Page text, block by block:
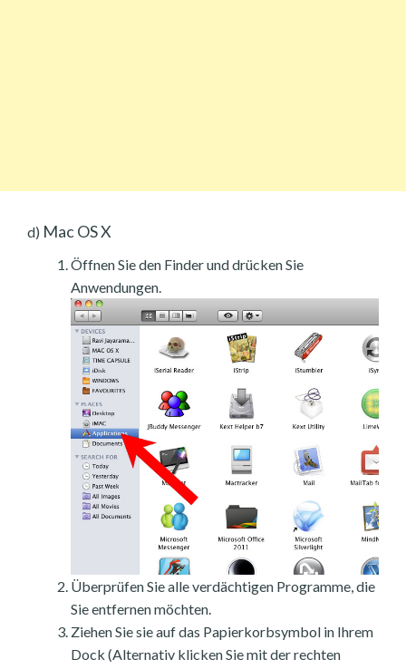
d) Mac OS X
Öffnen Sie den Finder und drücken Sie
Anwendungen.
Überprüfen Sie alle verdächtigen Programme, die
Sie entfernen möchten.
Ziehen Sie sie auf das Papierkorbsymbol in Ihrem
Dock (Alternativ klicken Sie mit der rechten